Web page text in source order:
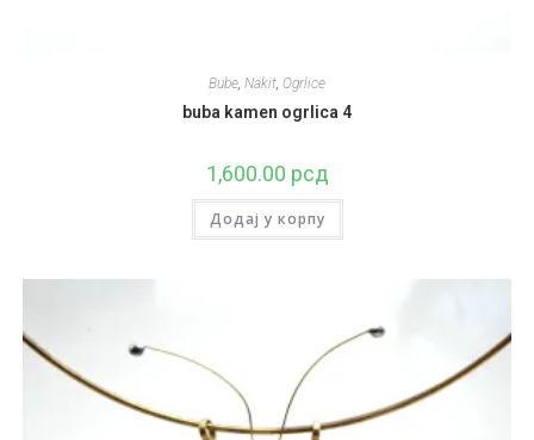
Bube, Nakit, Ogrlice
buba kamen ogrlica 4
1,600.00 рсд
Додај у корпу